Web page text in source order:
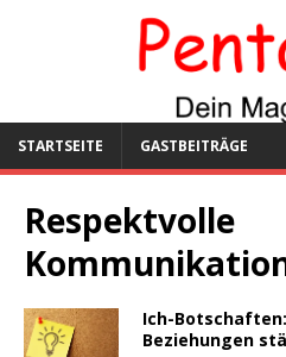
STARTSEITE GASTBEITRÄGE
Respektvolle
Ich-
Beziehungen